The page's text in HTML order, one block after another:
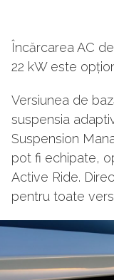
Încărcarea AC
22 kW este
Versiunea de
suspensia
Suspension
pot fi echipate,
Active Ride.
pentru toate